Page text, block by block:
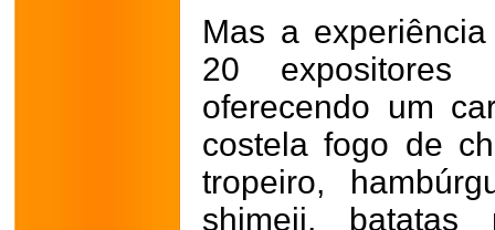
Mas a
20 expositores
oferecendo um
costela fogo de
tropeiro,
shimeji, batatas